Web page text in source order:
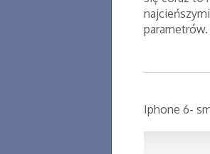
parametrów.
Iphone 6-